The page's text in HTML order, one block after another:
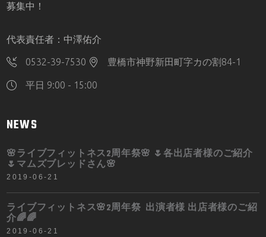
募集中！
代表責任者：中澤佑介
0532-39-7530 豊橋市神野新田町字カの割84-1
平日 9:00 - 15:00
NEWS
🌸ライブフィットネス2周年祭🌸 🌷各出店者様のご紹介
🌷マムズブレッドさん🌸
2019-06-21
ライブフィットネス🌸2周年祭 出演者様 出店者様のご紹
介🌈🌈
2019-06-21